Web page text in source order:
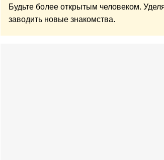
Будьте более открытым человеком.
заводить новые знакомства.